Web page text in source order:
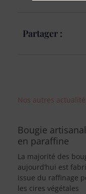
Partager :
Nos autres
Bougie
en paraffine
La majorité des
aujourd’hui est
issue du raffinage
les cires végétales